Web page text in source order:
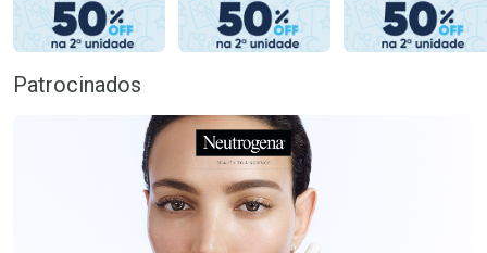
Patrocinados